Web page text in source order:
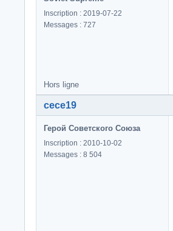
Inscription : 2019-07-22
Messages : 727
Hors ligne
cece19
Герой Советского Союза
Inscription : 2010-10-02
Messages : 8 504